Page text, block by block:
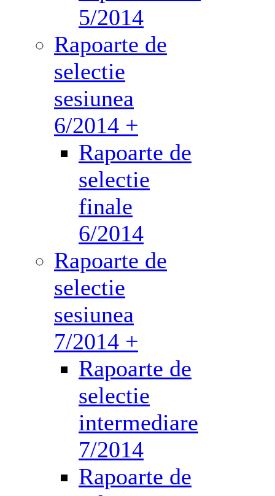
5/2014
Rapoarte de
selectie
sesiunea
6/2014 +
Rapoarte de
selectie
finale
6/2014
Rapoarte de
selectie
sesiunea
7/2014 +
Rapoarte de
selectie
intermediare
7/2014
Rapoarte de